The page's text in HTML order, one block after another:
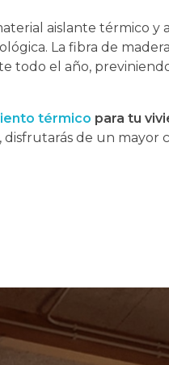
aislante térmico
La fibra de
el año,
térmico para tu
de un